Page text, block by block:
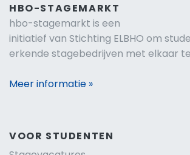
HBO-STAGEMARKT
hbo-stagemarkt is een
initiatief van Stichting ELBHO om
erkende stagebedrijven met elkaar
Meer informatie »
VOOR STUDENTEN